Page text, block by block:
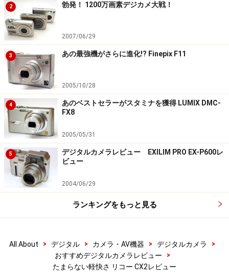
2 勃発！ 1200万画素デジカメ大戦！
2007/06/29
3 あの最強機がさらに進化!? Finepix F11
2005/10/28
4
あのベストセラーがスタミナを獲得 LUMIX DMC-
FX8
2005/05/31
5
デジタルカメラレビュー EXILIM PRO EX-P600レ
ビュー
2004/06/29
ランキングをもっと見る
All About > デジタル > カメラ・AV機器 > デジタルカメラ
>
おすすめデジタルカメラレビュー
>
たまらない軽快さ リコー CX2レビュー